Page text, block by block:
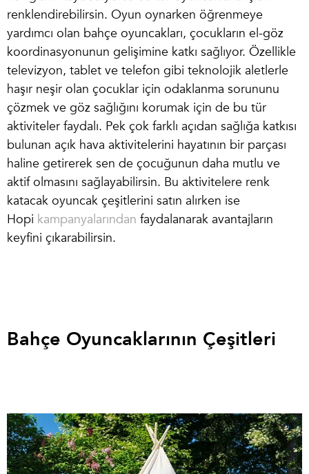
renklendirebilirsin. Oyun oynarken öğrenmeye
yardımcı olan bahçe oyuncakları, çocukların el-göz
koordinasyonunun gelişimine katkı sağlıyor. Özellikle
televizyon, tablet ve telefon gibi teknolojik aletlerle
haşır neşir olan çocuklar için odaklanma sorununu
çözmek ve göz sağlığını korumak için de bu tür
aktiviteler faydalı. Pek çok farklı açıdan sağlığa katkısı
bulunan açık hava aktivitelerini hayatının bir parçası
haline getirerek sen de çocuğunun daha mutlu ve
aktif olmasını sağlayabilirsin. Bu aktivitelere renk
katacak oyuncak çeşitlerini satın alırken ise
Hopi kampanyalarından faydalanarak avantajların
keyfini çıkarabilirsin.
Bahçe Oyuncaklarının Çeşitleri